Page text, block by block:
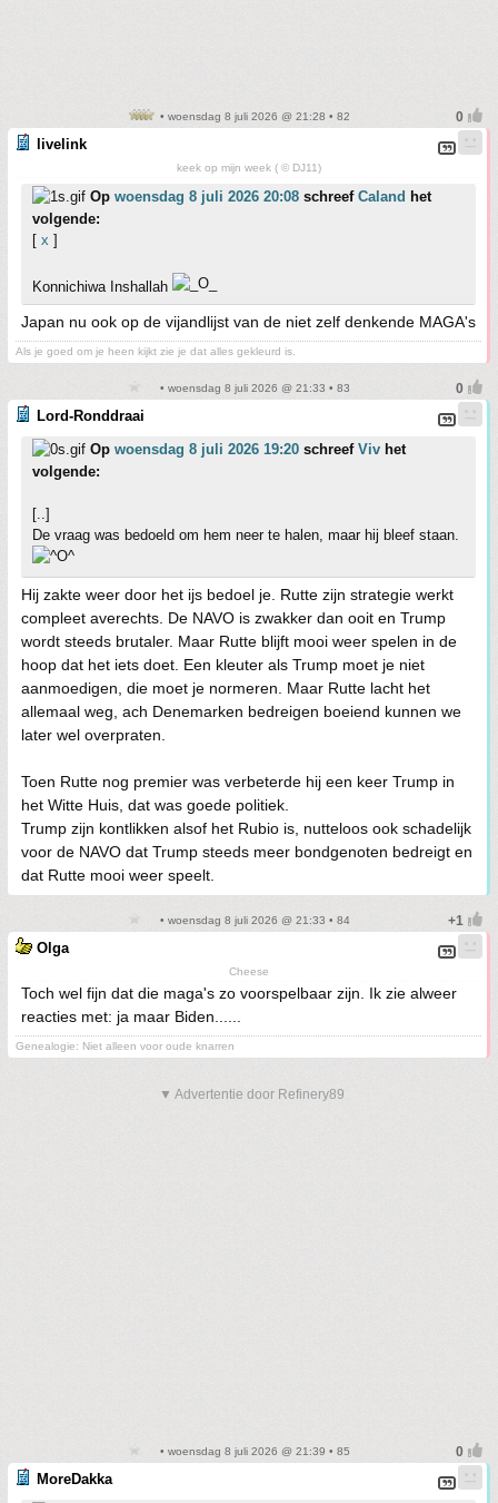
• woensdag 8 juli 2026 @ 21:28 • 82
livelink
keek op mijn week ( © DJ11)
Op woensdag 8 juli 2026 20:08 schreef Caland het
volgende:
[ x ]
Konnichiwa Inshallah
Japan nu ook op de vijandlijst van de niet zelf denkende MAGA's
Als je goed om je heen kijkt zie je dat alles gekleurd is.
• woensdag 8 juli 2026 @ 21:33 • 83
Lord-Ronddraai
Op woensdag 8 juli 2026 19:20 schreef Viv het
volgende:
[..]
De vraag was bedoeld om hem neer te halen, maar hij bleef staan.
Hij zakte weer door het ijs bedoel je. Rutte zijn strategie werkt
compleet averechts. De NAVO is zwakker dan ooit en Trump
wordt steeds brutaler. Maar Rutte blijft mooi weer spelen in de
hoop dat het iets doet. Een kleuter als Trump moet je niet
aanmoedigen, die moet je normeren. Maar Rutte lacht het
allemaal weg, ach Denemarken bedreigen boeiend kunnen we
later wel overpraten.
Toen Rutte nog premier was verbeterde hij een keer Trump in
het Witte Huis, dat was goede politiek.
Trump zijn kontlikken alsof het Rubio is, nutteloos ook schadelijk
voor de NAVO dat Trump steeds meer bondgenoten bedreigt en
dat Rutte mooi weer speelt.
• woensdag 8 juli 2026 @ 21:33 • 84
Olga
Cheese
Toch wel fijn dat die maga's zo voorspelbaar zijn. Ik zie alweer
reacties met: ja maar Biden......
Genealogie: Niet alleen voor oude knarren
▼ Advertentie door Refinery89
• woensdag 8 juli 2026 @ 21:39 • 85
MoreDakka